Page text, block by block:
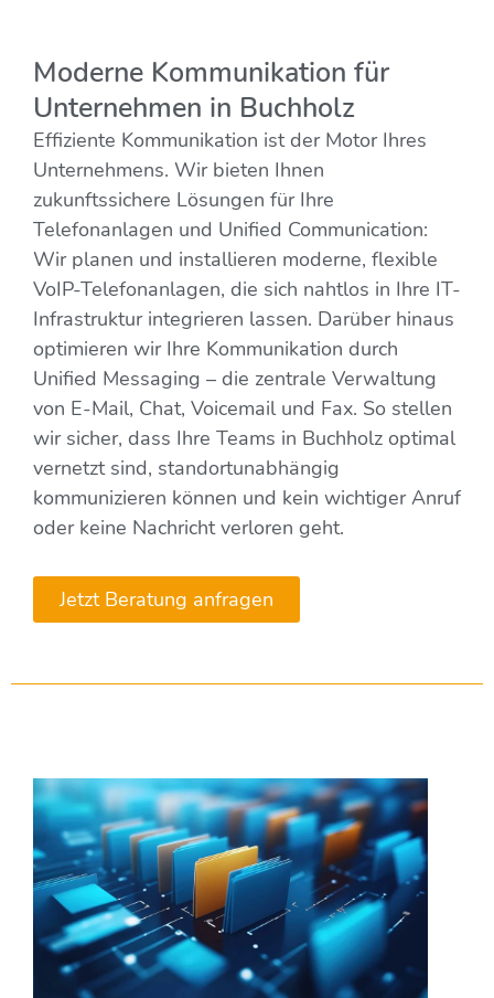
Moderne Kommunikation für
Unternehmen in Buchholz
Effiziente Kommunikation ist der Motor Ihres
Unternehmens. Wir bieten Ihnen
zukunftssichere Lösungen für Ihre
Telefonanlagen und Unified Communication:
Wir planen und installieren moderne, flexible
VoIP-Telefonanlagen, die sich nahtlos in Ihre IT-
Infrastruktur integrieren lassen. Darüber hinaus
optimieren wir Ihre Kommunikation durch
Unified Messaging – die zentrale Verwaltung
von E-Mail, Chat, Voicemail und Fax. So stellen
wir sicher, dass Ihre Teams in Buchholz optimal
vernetzt sind, standortunabhängig
kommunizieren können und kein wichtiger Anruf
oder keine Nachricht verloren geht.
Jetzt Beratung anfragen